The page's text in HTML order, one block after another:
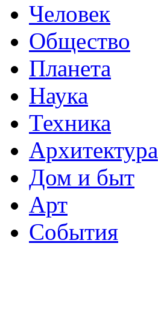
Человек
Общество
Планета
Наука
Техника
Архитектура
Дом и быт
Арт
События